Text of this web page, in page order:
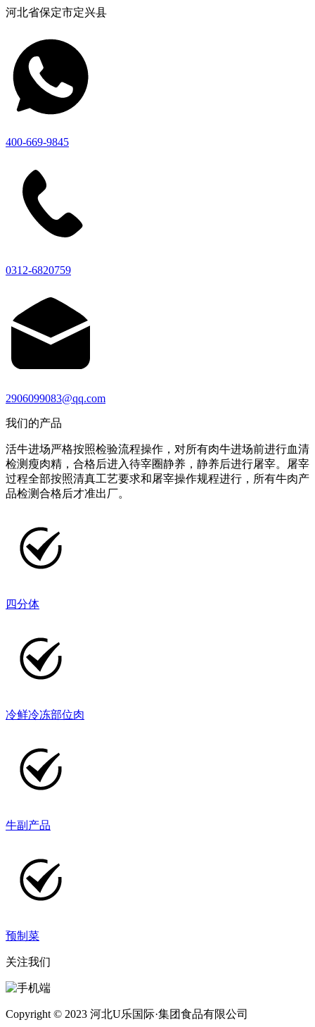
河北省保定市定兴县
400-669-9845
0312-6820759
2906099083@qq.com
我们的产品
活牛进场严格按照检验流程操作，对所有肉牛进场前进行血清
检测瘦肉精，合格后进入待宰圈静养，静养后进行屠宰。屠宰
过程全部按照清真工艺要求和屠宰操作规程进行，所有牛肉产
品检测合格后才准出厂。
四分体
冷鲜冷冻部位肉
牛副产品
预制菜
关注我们
Copyright © 2023 河北U乐国际·集团食品有限公司